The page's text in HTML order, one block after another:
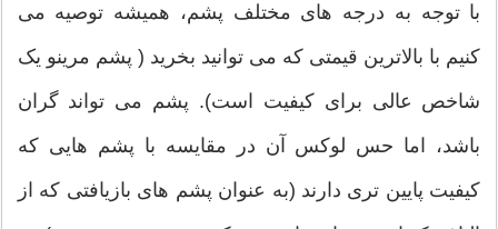
با توجه به درجه های مختلف پشم، همیشه توصیه می
کنیم با بالاترین قیمتی که می توانید بخرید ( پشم مرینو یک
شاخص عالی برای کیفیت است). پشم می تواند گران
باشد، اما حس لوکس آن در مقایسه با پشم هایی که
کیفیت پایین تری دارند (به عنوان پشم های بازیافتی که از